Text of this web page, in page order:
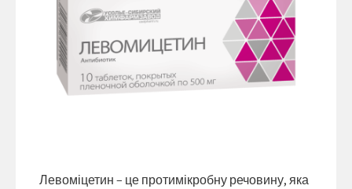
Левоміцетин – це протимікробну речовину, яка